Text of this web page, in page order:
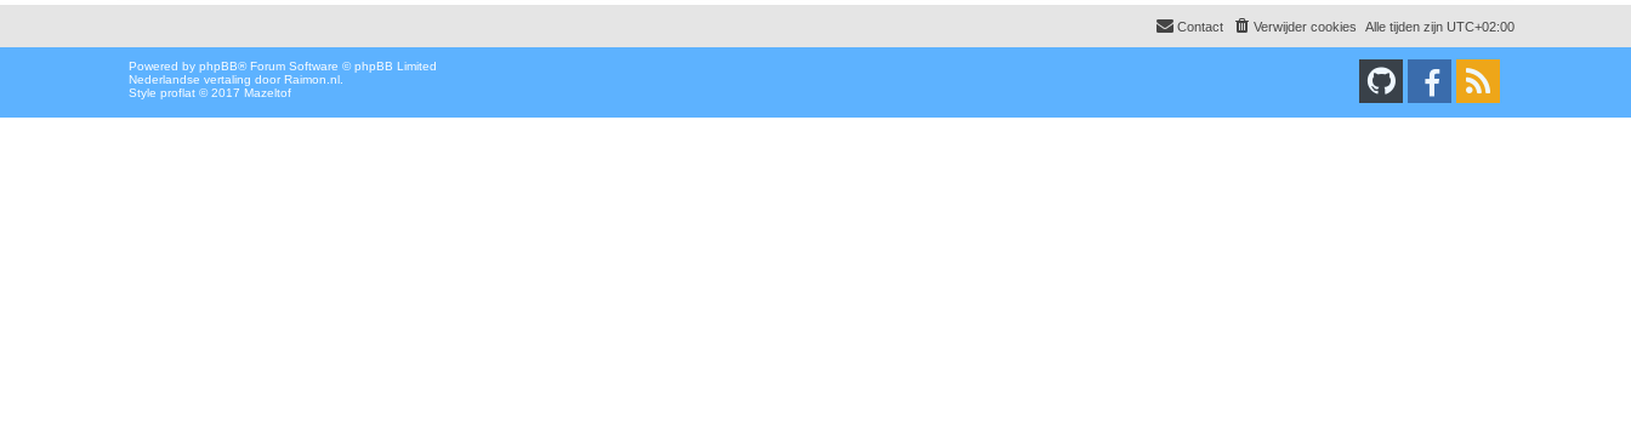
Alle tijden zijn UTC+02:00
Verwijder cookies
Contact
Powered by phpBB® Forum Software © phpBB Limited
Nederlandse vertaling door Raimon.nl
Style proflat © 2017 Mazeltof